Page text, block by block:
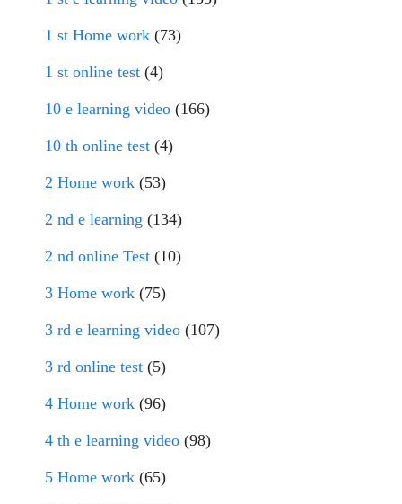
1 st Home work (73)
1 st online test (4)
10 e learning video (166)
10 th online test (4)
2 Home work (53)
2 nd e learning (134)
2 nd online Test (10)
3 Home work (75)
3 rd e learning video (107)
3 rd online test (5)
4 Home work (96)
4 th e learning video (98)
5 Home work (65)